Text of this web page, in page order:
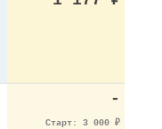
-
Старт: 3 000 ₽